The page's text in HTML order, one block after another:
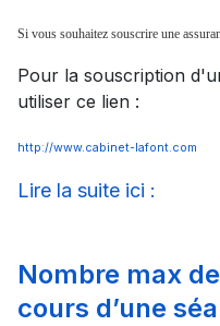
Si vous souhaitez souscrire une
Pour la souscription
utiliser ce lien :
http://www.cabinet-lafont.com
Lire la suite ici :
Nombre max
cours d’une